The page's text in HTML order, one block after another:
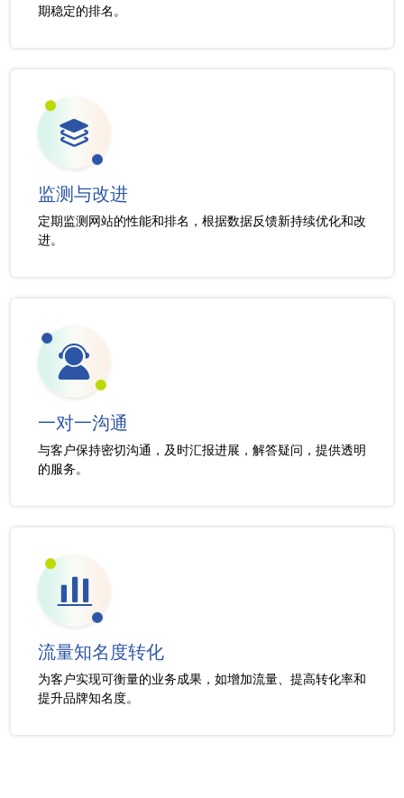
期稳定的排名。
监测与改进
定期监测网站的性能和排名，根据数据反馈新持续优化和改
进。
一对一沟通
与客户保持密切沟通，及时汇报进展，解答疑问，提供透明
的服务。
流量知名度转化
为客户实现可衡量的业务成果，如增加流量、提高转化率和
提升品牌知名度。